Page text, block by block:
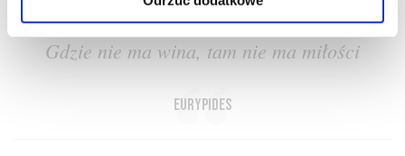
Gdzie nie ma wina, tam nie ma miłości
Eurypides